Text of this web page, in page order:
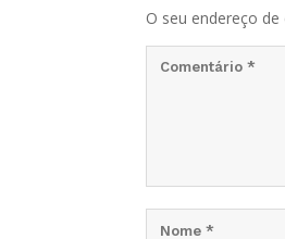
O seu endereço